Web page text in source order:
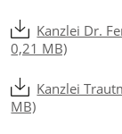
Kanzlei Dr.
0,21 MB)
Kanzlei
MB)